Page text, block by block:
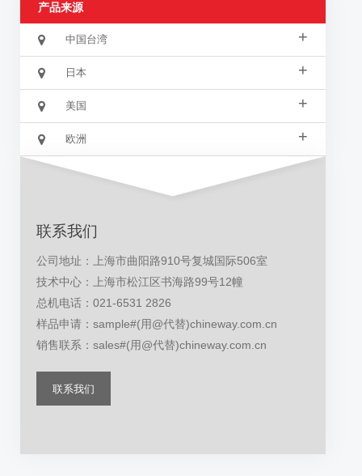
产品来源
中国台湾 +
日本 +
美国 +
欧洲 +
联系我们
公司地址：上海市曲阳路910号复城国际506室
技术中心：上海市松江区书海路99号12幢
总机电话：021-6531 2826
样品申请：sample#(用@代替)chineway.com.cn
销售联系：sales#(用@代替)chineway.com.cn
联系我们